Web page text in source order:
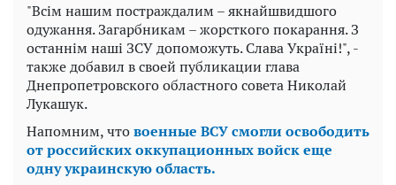
"Всім нашим постраждалим – якнайшвидшого
одужання. Загарбникам – жорсткого покарання. З
останнім наші ЗСУ допоможуть. Слава Україні!", -
также добавил в своей публикации глава
Днепропетровского областного совета Николай
Лукашук.
Напомним, чтовоенные ВСУ смогли освободить
от российских оккупационных войск еще
одну украинскую область.